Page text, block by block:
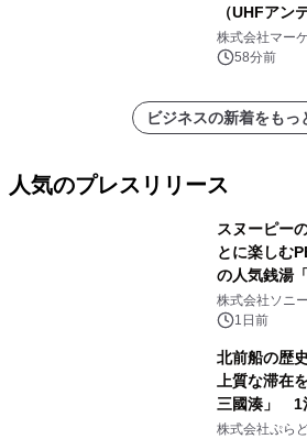
（UHFアン
析レポート
株式会社マー
58分前
ビジネスの新着をもっ
人気のプレスリリース
スヌーピー
とに楽しむ
の人気銭湯
ラボレーシ
ボグッズも
株式会社ソニ
1日前
北前船の歴
上質な滞在
三國湊」 1
株式会社ぷら